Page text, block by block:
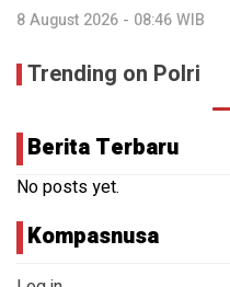
8 August 2026 - 08:46 WIB
Trending on Polri
Berita Terbaru
No posts yet.
Kompasnusa